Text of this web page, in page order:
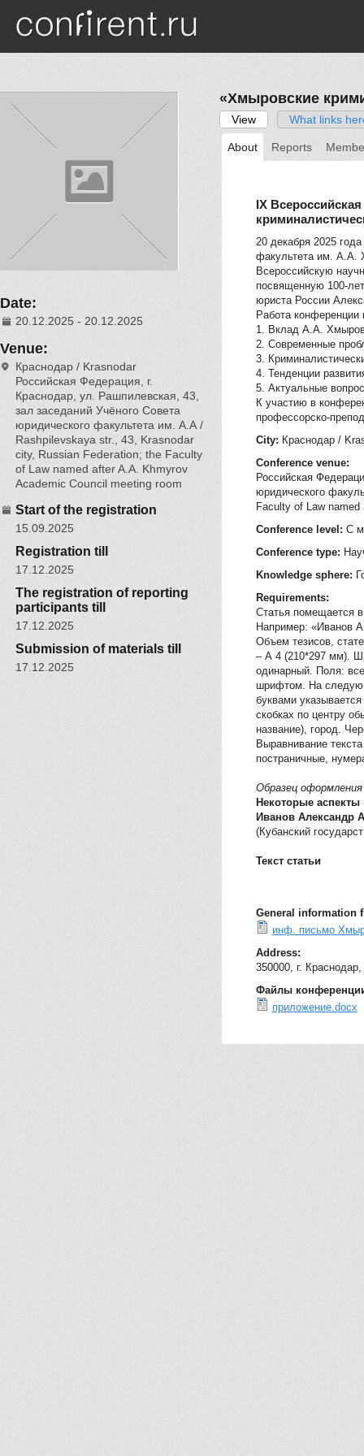
Skip to main content
«Хмыровские
Primary tabs
View (active tab)What links
About Reports
IX
20 декабря 2025
факультета им. А.А.
Всероссийскую
посвященную 100-
юриста России
Работа
1. Вклад А.А.
2. Современные
3.
4. Тенденции
5. Актуальные
К участию в
профессорско-
City: Краснодар /
Conference venue:
Российская
юридического
Faculty of Law
Conference level: С
Conference type:
Knowledge sphere:
Requirements:
Статья помещается
Например: «Иванов
Объем тезисов,
– А 4 (210*297 мм).
одинарный. Поля:
шрифтом. На
буквами
скобках по центру
название), город.
Выравнивание
постраничные,
Образец оформления
Некоторые аспекты
Иванов Александр
(Кубанский
Текст статьи
General information
инф. письмо
Address:
350000, г.
Файлы
приложение.docx
Date:
20.12.2025 - 20.12.2025
Venue:
Краснодар / Krasnodar
Российская Федерация, г.
Краснодар, ул. Рашпилевская, 43,
зал заседаний Учёного Совета
юридического факультета им. А.А /
Rashpilevskaya str., 43, Krasnodar
city, Russian Federation; the Faculty
of Law named after A.A. Khmyrov
Academic Council meeting room
Start of the registration
15.09.2025
Registration till
17.12.2025
The registration of reporting
participants till
17.12.2025
Submission of materials till
17.12.2025